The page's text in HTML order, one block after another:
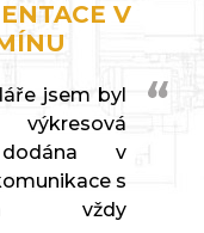
V
jsem byl
v
s
vždy